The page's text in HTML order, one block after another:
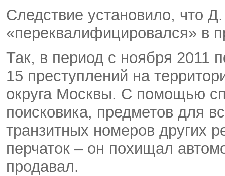
Следствие установило, что
«переквалифицировался» в
Так, в период с ноября 2011
15 преступлений на
округа Москвы. С помощью
поисковика, предметов для
транзитных номеров других
перчаток – он похищал
продавал.